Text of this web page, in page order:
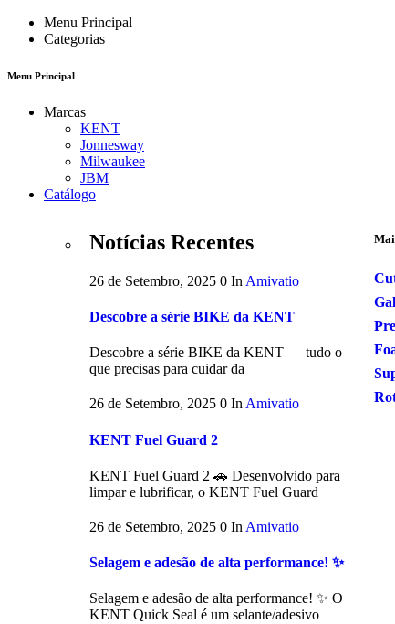
Menu Principal
Categorias
Menu Principal
Marcas
KENT
Jonnesway
Milwaukee
JBM
Catálogo
Notícias Recentes
26 de Setembro, 2025 0 In Amivatio
Descobre a série BIKE da KENT
Descobre a série BIKE da KENT — tudo o
que precisas para cuidar da
26 de Setembro, 2025 0 In Amivatio
KENT Fuel Guard 2
KENT Fuel Guard 2 🚗 Desenvolvido para
limpar e lubrificar, o KENT Fuel Guard
26 de Setembro, 2025 0 In Amivatio
Selagem e adesão de alta performance! ✨
Selagem e adesão de alta performance! ✨ O
KENT Quick Seal é um selante/adesivo